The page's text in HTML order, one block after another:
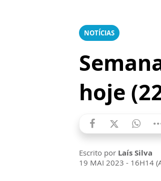
NOTÍCIAS
hoje
Escrito por Laís Silva
19 MAI 2023 - 16H14